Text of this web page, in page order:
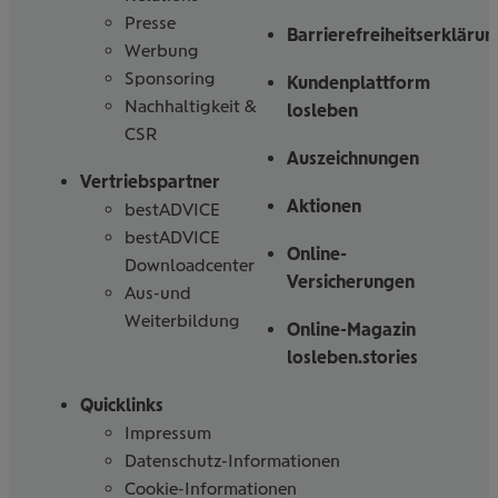
Presse
Werbung
Sponsoring
Nachhaltigkeit &
CSR
Vertriebspartner
bestADVICE
bestADVICE
Downloadcenter
Aus-und
Weiterbildung
Kundenplattform
losleben
Auszeichnungen
Aktionen
Online-
Versicherungen
Online-Magazin
losleben.stories
Quicklinks
Impressum
Datenschutz-Informationen
Cookie-Informationen